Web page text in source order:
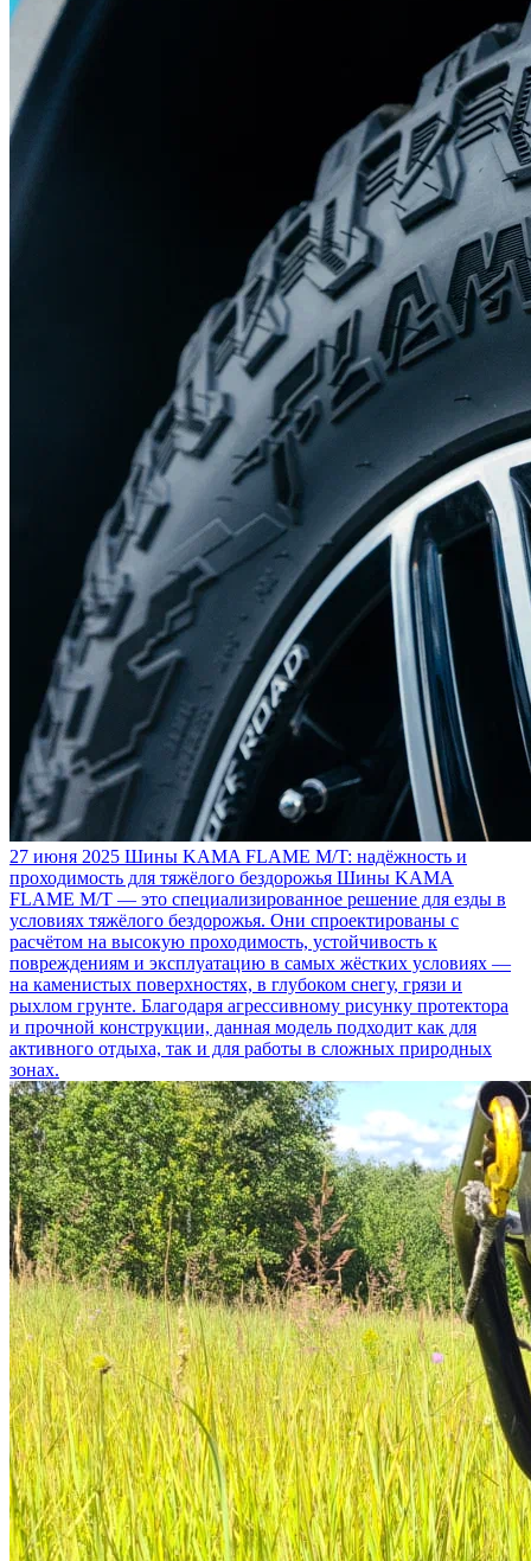
27 июня 2025 Шины KAMA FLAME M/T: надёжность и
проходимость для тяжёлого бездорожья Шины KAMA
FLAME M/T — это специализированное решение для езды в
условиях тяжёлого бездорожья. Они спроектированы с
расчётом на высокую проходимость, устойчивость к
повреждениям и эксплуатацию в самых жёстких условиях —
на каменистых поверхностях, в глубоком снегу, грязи и
рыхлом грунте. Благодаря агрессивному рисунку протектора
и прочной конструкции, данная модель подходит как для
активного отдыха, так и для работы в сложных природных
зонах.